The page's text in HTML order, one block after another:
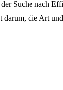
Suche nach
die Art